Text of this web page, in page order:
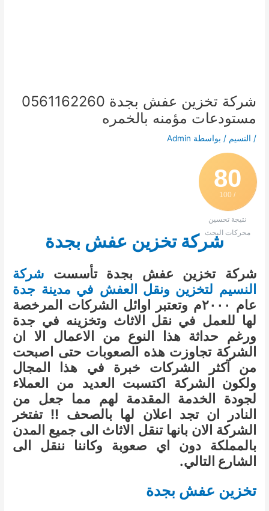
شركة تخزين عفش بجدة 0561162260
مستودعات مؤمنه بالخمره
/ النسيم / بواسطة Admin
80
/ 100
نتيجة تحسين
محركات البحثشركة تخزين عفش بجدة
شركة تخزين عفش بجدة تأسست شركة
النسيم لتخزين ونقل العفش في مدينة جدة
عام ٢٠٠٠م وتعتبر اوائل الشركات المرخصة
لها للعمل في نقل الاثاث وتخزينه في جدة
ورغم حداثة هذا النوع من الاعمال الا ان
الشركة تجاوزت هذه الصعوبات حتى اصبحت
من آكثر الشركات خبرة في هذا المجال
ولكون الشركة اكتسبت العديد من العملاء
لجودة الخدمة المقدمة لهم مما جعل من
النادر ان تجد اعلان لها بالصحف !! ‎تفتخر
الشركة الان بانها تنقل الاثاث الى جميع المدن
بالمملكة دون اي صعوبة وكاننا ننقل الى
الشارع التالي.
تخزين عفش بجدة